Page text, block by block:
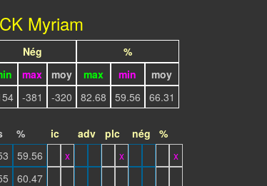
Myriam
Nég
%
max moy max min
moy
-381 -320 82.68 59.56 66.31
% ic adv plc nég
%
59.56 x x
x
60.47